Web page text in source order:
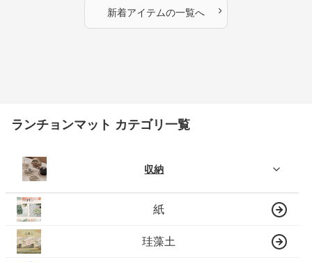
新着アイテムの一覧へ ›
ランチョンマット カテゴリ一覧
収納
紙
珪藻土